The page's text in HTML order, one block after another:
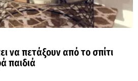
να πετάξουν από το σπίτι
παιδιά